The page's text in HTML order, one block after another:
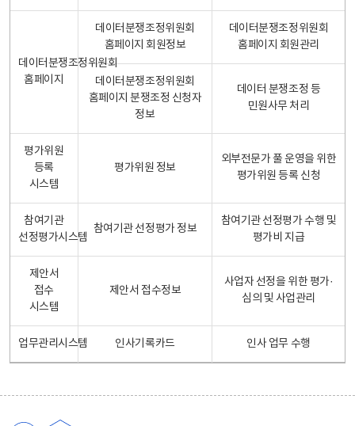
데이터분쟁조정위원회
홈페이지
데이터분쟁조정위원회
홈페이지 회원정보
데이터분쟁조정위원회
홈페이지 회원관리
데이터분쟁조정위원회
홈페이지 분쟁조정 신청자
정보
데이터 분쟁조정 등
민원사무 처리
평가위원
등록
시스템
평가위원 정보
외부전문가 풀 운영을 위한
평가위원 등록 신청
참여기관
선정평가시스템
참여기관 선정평가 정보
참여기관 선정평가 수행 및
평가비 지급
제안서
접수
시스템
제안서 접수정보
사업자 선정을 위한 평가·
심의 및 사업관리
업무관리시스템 인사기록카드 인사 업무 수행